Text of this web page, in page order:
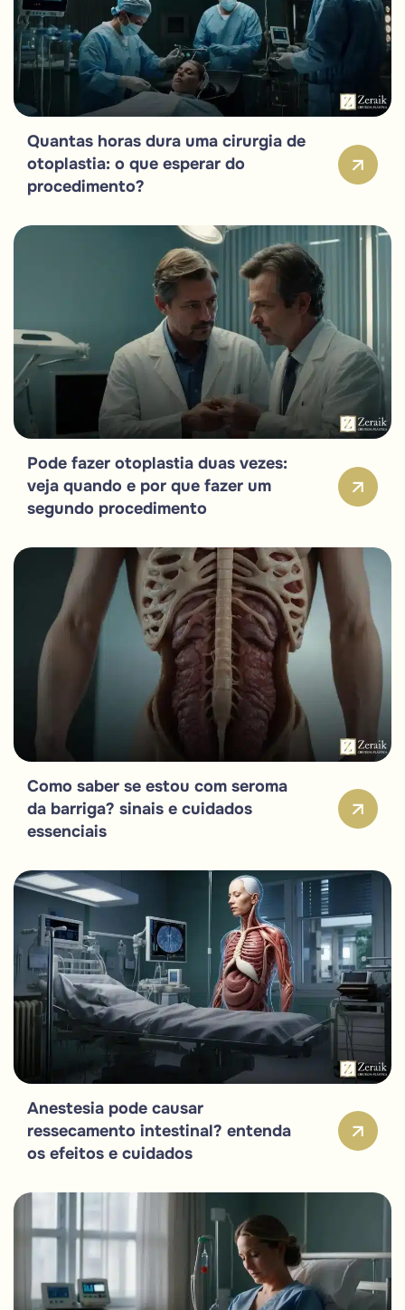
Quantas horas dura uma cirurgia de
otoplastia: o que esperar do
procedimento?
Pode fazer otoplastia duas vezes:
veja quando e por que fazer um
segundo procedimento
Como saber se estou com seroma
da barriga? sinais e cuidados
essenciais
Anestesia pode causar
ressecamento intestinal? entenda
os efeitos e cuidados